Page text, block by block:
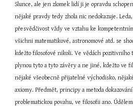
Slunce, ale jen zlomek lidí ji je opravdu
nějaké pravdy tedy zhola nic nedokazuje.
přesvědčivost vždy ve vztahu ke
všichni matematikové, astronomové atd. se
kdežto filosofové nikoli. Ve vědách pozitivního
plynou tyto a tyto závěry a ne jiné, kdežto ve
nějaké všeobecně přijatelné východisko,
axiomy. Předmět, principy a metoda
problematickou povahu, ve filosofii ano.